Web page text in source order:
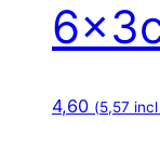
4,60 (5,57